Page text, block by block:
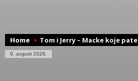
Home Tom i Jerry – Macke koje pate
9. avgust 2026.